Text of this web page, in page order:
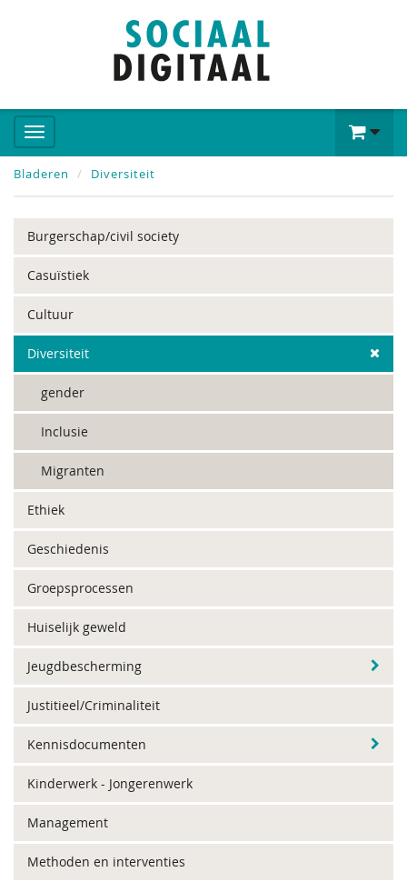
Bladeren Diversiteit
Burgerschap/civil society
Casuïstiek
Cultuur
Diversiteit
gender
Inclusie
Migranten
Ethiek
Geschiedenis
Groepsprocessen
Huiselijk geweld
Jeugdbescherming
Justitieel/Criminaliteit
Kennisdocumenten
Kinderwerk - Jongerenwerk
Management
Methoden en interventies